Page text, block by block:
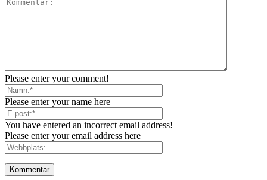
Please enter your comment!
Please enter your name here
You have entered an incorrect email address!
Please enter your email address here